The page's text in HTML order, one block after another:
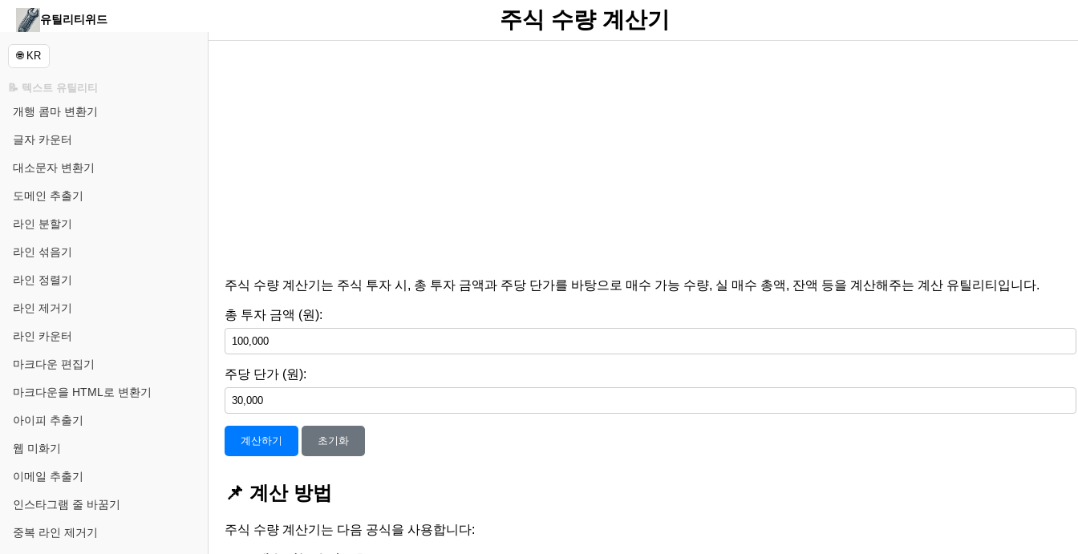
유틸리티위드 주식 수량 계산기
🌐 KR
📝 텍스트 유틸리티
개행 콤마 변환기
글자 카운터
대소문자 변환기
도메인 추출기
라인 분할기
라인 섞음기
라인 정렬기
라인 제거기
라인 카운터
마크다운 편집기
마크다운을 HTML로 변환기
아이피 추출기
웹 미화기
이메일 추출기
인스타그램 줄 바꿈기
중복 라인 제거기
주식 수량 계산기는 주식 투자 시, 총 투자 금액과 주당 단가를 바탕으로 매수 가능 수량, 실 매수 총액, 잔액 등을 계산해주는 계산 유틸리티입니다.
총 투자 금액 (원):
주당 단가 (원):
계산하기 초기화
📌 계산 방법
주식 수량 계산기는 다음 공식을 사용합니다: